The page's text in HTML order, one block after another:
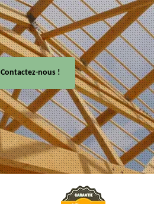
Contactez-nous !